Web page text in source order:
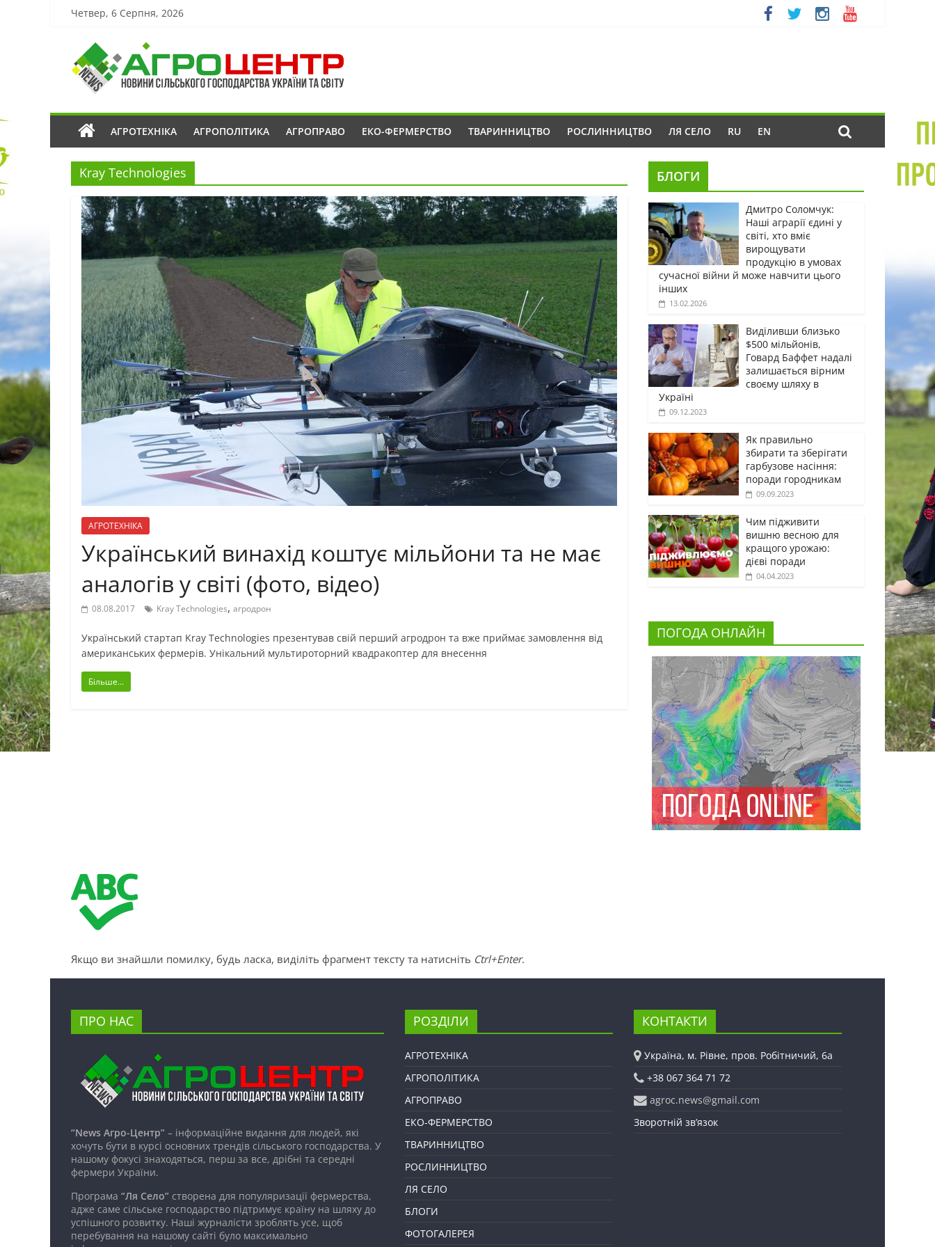
Четвер, 6 Серпня, 2026
АГРОТЕХНІКА АГРОПОЛІТИКА АГРОПРАВО ЕКО-ФЕРМЕРСТВО ТВАРИННИЦТВО РОСЛИННИЦТВО ЛЯ СЕЛО RU EN
Kray Technologies
АГРОТЕХНІКА
Український винахід коштує мільйони та не має
аналогів у світі (фото, відео)
08.08.2017 Kray Technologies, агродрон
Український стартап Kray Technologies презентував свій перший агродрон та вже приймає замовлення від
американських фермерів. Унікальний мультироторний квадракоптер для внесення
Більше...
БЛОГИ
Дмитро Соломчук:
Наші аграрії єдині у
світі, хто вміє
вирощувати
продукцію в умовах
сучасної війни й може навчити цього
інших
13.02.2026
Виділивши близько
$500 мільйонів,
Говард Баффет надалі
залишається вірним
своєму шляху в
Україні
09.12.2023
Як правильно
збирати та зберігати
гарбузове насіння:
поради городникам
09.09.2023
Чим підживити
вишню весною для
кращого урожаю:
дієві поради
04.04.2023
ПОГОДА ОНЛАЙН
Якщо ви знайшли помилку, будь ласка, виділіть фрагмент тексту та натисніть Ctrl+Enter.
ПРО НАС
“News Агро-Центр” – інформаційне видання для людей, які
хочуть бути в курсі основних трендів сільського господарства. У
нашому фокусі знаходяться, перш за все, дрібні та середні
фермери України.
Програма “Ля Село” створена для популяризації фермерства,
адже саме сільське господарство підтримує країну на шляху до
успішного розвитку. Наші журналісти зроблять усе, щоб
перебування на нашому сайті було максимально
РОЗДІЛИ
АГРОТЕХНІКА
АГРОПОЛІТИКА
АГРОПРАВО
ЕКО-ФЕРМЕРСТВО
ТВАРИННИЦТВО
РОСЛИННИЦТВО
ЛЯ СЕЛО
БЛОГИ
ФОТОГАЛЕРЕЯ
КОНТАКТИ
Україна, м. Рівне, пров. Робітничий, 6а
+38 067 364 71 72
agroc.news@gmail.com
Зворотній зв’язок